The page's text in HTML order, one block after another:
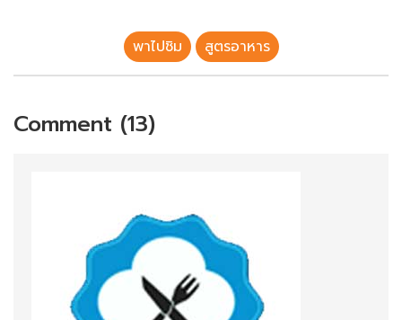
พาไปชิม สูตรอาหาร
Comment (13)